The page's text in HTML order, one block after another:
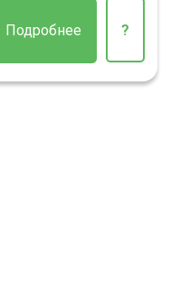
Подробнее ?